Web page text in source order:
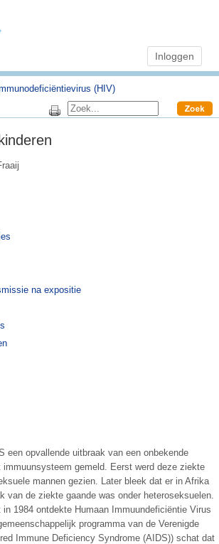
Inloggen
(HIV)
na expositie
een opvallende uitbraak van een onbekende
gemeld. Eerst werd deze ziekte
mannen gezien. Later bleek dat er in Afrika
van de ziekte gaande was onder heteroseksuelen.
in 1984 ontdekte Humaan Immuundeficiëntie Virus
programma van de Verenigde
Immune Deficiency Syndrome (AIDS)) schat dat